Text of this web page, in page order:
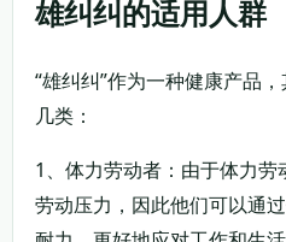
雄纠纠的适用人群
“雄纠纠”作为一种健康产品
几类：
1、体力劳动者：由于体力
劳动压力，因此他们可以通